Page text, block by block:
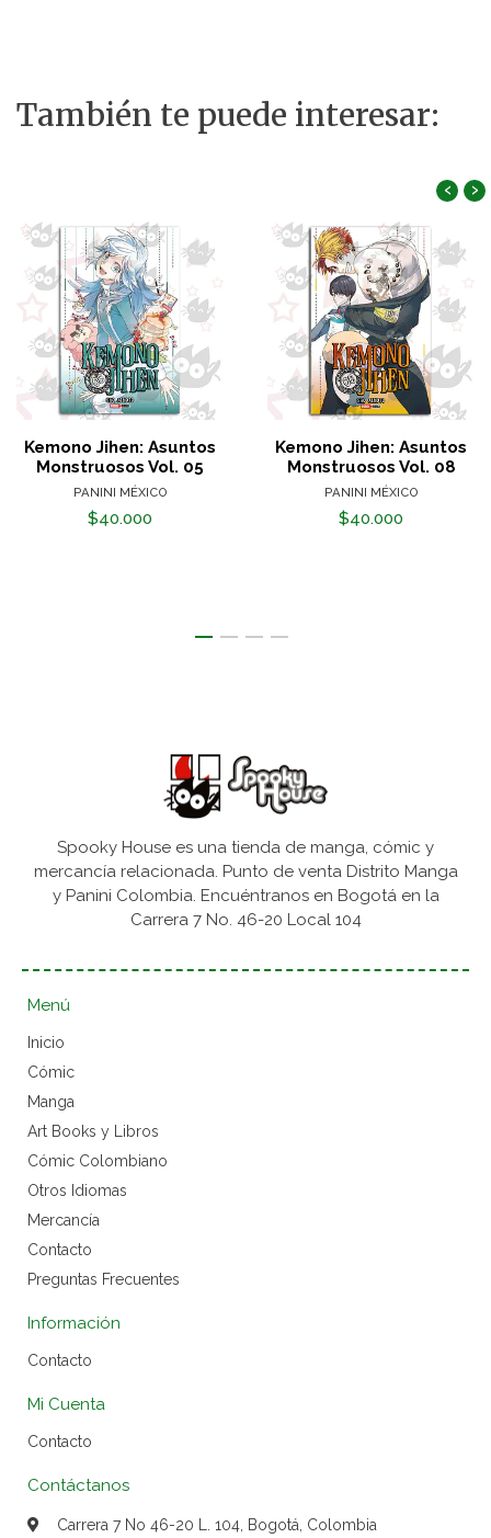
También te puede interesar:
Kemono Jihen: Asuntos
Monstruosos Vol. 05
PANINI MÉXICO
$40.000
Kemono Jihen: Asuntos
Monstruosos Vol. 08
PANINI MÉXICO
$40.000
‹ ›
Spooky House es una tienda de manga, cómic y
mercancía relacionada. Punto de venta Distrito Manga
y Panini Colombia. Encuéntranos en Bogotá en la
Carrera 7 No. 46-20 Local 104
Menú
Inicio
Cómic
Manga
Art Books y Libros
Cómic Colombiano
Otros Idiomas
Mercancía
Contacto
Preguntas Frecuentes
Información
Contacto
Mi Cuenta
Contacto
Contáctanos
Carrera 7 No 46-20 L. 104, Bogotá, Colombia